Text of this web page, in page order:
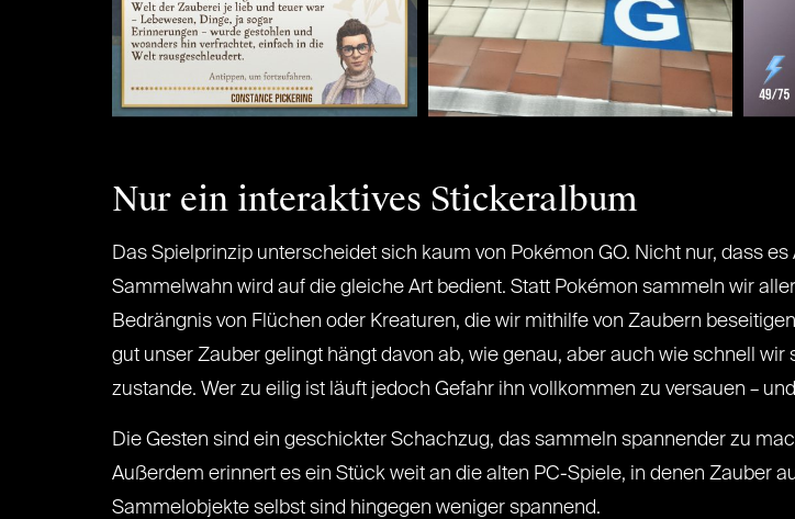
Nur ein interaktives Stickeralbum
Das Spielprinzip unterscheidet sich kaum von Pokémon GO. Nicht nur, dass
Sammelwahn wird auf die gleiche Art bedient. Statt Pokémon sammeln wir
Bedrängnis von Flüchen oder Kreaturen, die wir mithilfe von Zaubern
gut unser Zauber gelingt hängt davon ab, wie genau, aber auch wie schnell
zustande. Wer zu eilig ist läuft jedoch Gefahr ihn vollkommen zu versauen –
Die Gesten sind ein geschickter Schachzug, das sammeln spannender zu
Außerdem erinnert es ein Stück weit an die alten PC-Spiele, in denen Zauber
Sammelobjekte selbst sind hingegen weniger spannend.